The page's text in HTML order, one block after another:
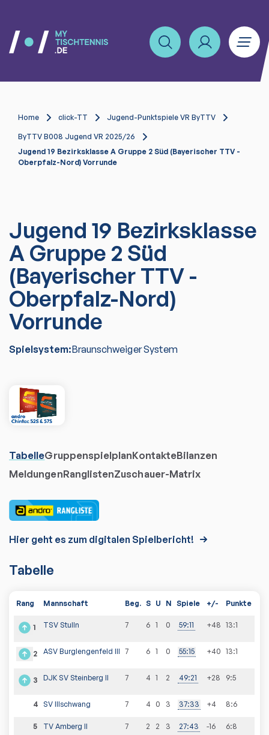
Home click-TT Jugend-Punktspiele VR ByTTV
ByTTV B008 Jugend VR 2025/26
Jugend 19 Bezirksklasse A Gruppe 2 Süd (Bayerischer TTV -
Oberpfalz-Nord) Vorrunde
Jugend 19 Bezirksklasse
A Gruppe 2 Süd
(Bayerischer TTV -
Oberpfalz-Nord)
Vorrunde
Spielsystem:Braunschweiger System
TabelleGruppenspielplanKontakteBilanzen
MeldungenRanglistenZuschauer-Matrix
Hier geht es zum digitalen Spielbericht!
Tabelle
Rang Mannschaft Beg. S U N Spiele +/- Punkte
1 TSV Stulln 7 6 1 0 59:11 +48 13:1
2 ASV Burglengenfeld III 7 6 1 0 55:15 +40 13:1
3 DJK SV Steinberg II 7 4 1 2 49:21 +28 9:5
4 SV Illschwang 7 4 0 3 37:33 +4 8:6
5 TV Amberg II 7 2 2 3 27:43 -16 6:8